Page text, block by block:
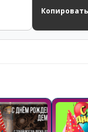
Копировать